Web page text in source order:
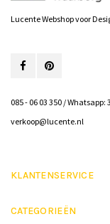
Lucente Webshop voor
085 - 06 03 350 / Whatsapp:
verkoop@lucente.nl
KLANTENSERVICE
CATEGORIEËN